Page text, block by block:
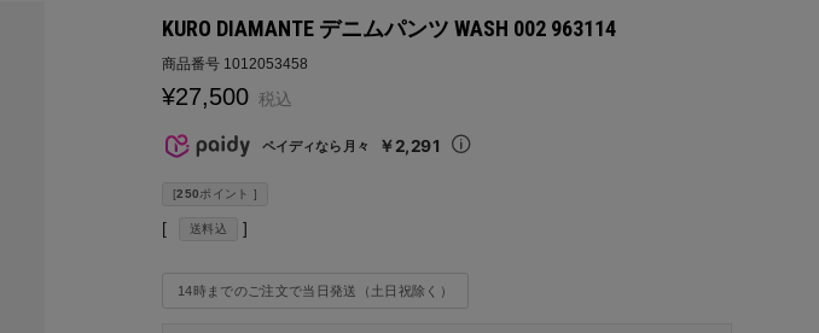
KURO DIAMANTE デニムパンツ WASH 002 963114
商品番号 1012053458
¥27,500 税込
ペイディなら月々 ￥2,291
[250ポイント ]
送料込
14時までのご注文で当日発送（土日祝除く）